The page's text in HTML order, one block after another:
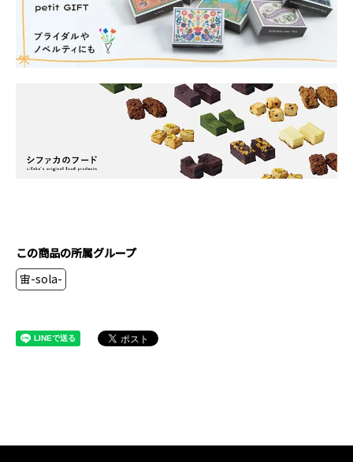
この商品の所属グループ
宙-sola-